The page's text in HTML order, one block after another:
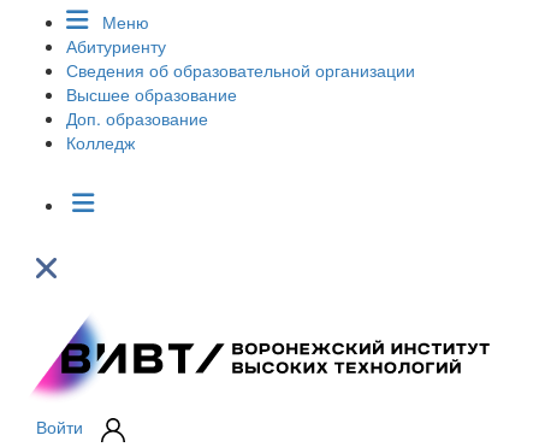
Меню
Абитуриенту
Сведения об образовательной организации
Высшее образование
Доп. образование
Колледж
Войти